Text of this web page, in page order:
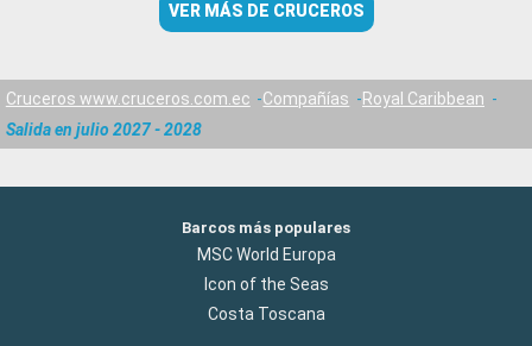
VER MÁS DE CRUCEROS
Cruceros www.cruceros.com.ec Compañías
Royal Caribbean
Salida en julio 2027 - 2028
Barcos más populares
MSC World Europa
Icon of the Seas
Costa Toscana